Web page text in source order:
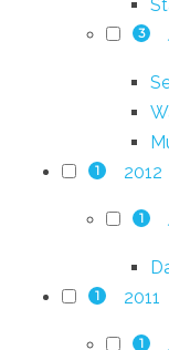
3
1 2012
1
1 2011
1